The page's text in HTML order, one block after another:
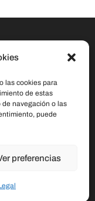
las cookies para
de estas
navegación o las
puede
preferencias
50015